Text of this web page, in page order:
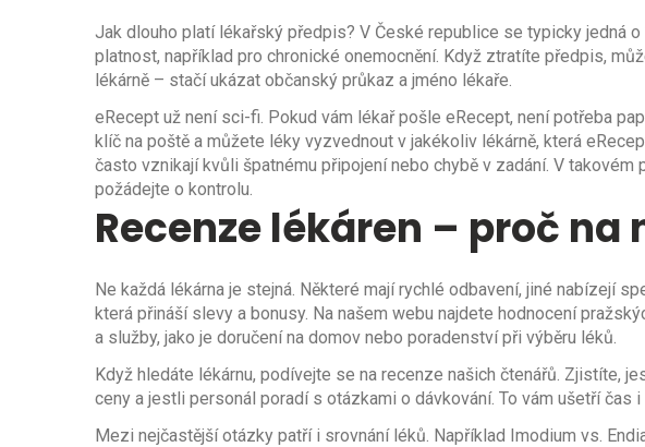
Jak dlouho platí lékařský předpis? V České republice se typicky jedná
platnost, například pro chronické onemocnění. Když ztratíte předpis,
lékárně – stačí ukázat občanský průkaz a jméno lékaře.
eRecept už není sci-fi. Pokud vám lékař pošle eRecept, není potřeba
klíč na poště a můžete léky vyzvednout v jakékoliv lékárně, která
často vznikají kvůli špatnému připojení nebo chybě v zadání. V takovém
požádejte o kontrolu.
Recenze lékáren – proč na
Ne každá lékárna je stejná. Některé mají rychlé odbavení, jiné nabízejí
která přináší slevy a bonusy. Na našem webu najdete hodnocení
a služby, jako je doručení na domov nebo poradenství při výběru léků.
Když hledáte lékárnu, podívejte se na recenze našich čtenářů. Zjistíte,
ceny a jestli personál poradí s otázkami o dávkování. To vám ušetří čas
Mezi nejčastější otázky patří i srovnání léků. Například Imodium vs.